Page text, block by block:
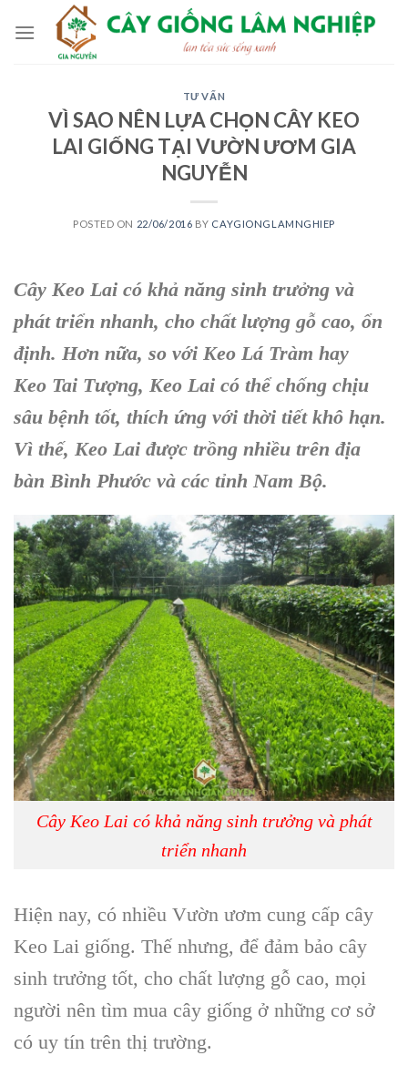
TƯ VẤN
VÌ SAO NÊN LỰA CHỌN CÂY KEO
LAI GIỐNG TẠI VƯỜN ƯƠM GIA
NGUYỄN
POSTED ON 22/06/2016 BY CAYGIONGLAMNGHIEP
Cây Keo Lai có khả năng sinh trưởng và
phát triển nhanh, cho chất lượng gỗ cao, ổn
định. Hơn nữa, so với Keo Lá Tràm hay
Keo Tai Tượng, Keo Lai có thể chống chịu
sâu bệnh tốt, thích ứng với thời tiết khô hạn.
Vì thế, Keo Lai được trồng nhiều trên địa
bàn Bình Phước và các tỉnh Nam Bộ.
Cây Keo Lai có khả năng sinh trưởng và phát
triển nhanh
Hiện nay, có nhiều Vườn ươm cung cấp cây
Keo Lai giống. Thế nhưng, để đảm bảo cây
sinh trưởng tốt, cho chất lượng gỗ cao, mọi
người nên tìm mua cây giống ở những cơ sở
có uy tín trên thị trường.